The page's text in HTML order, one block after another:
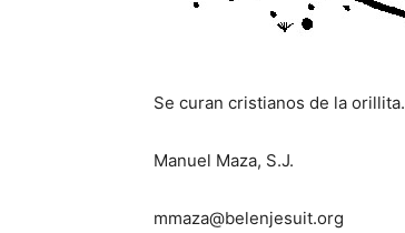
Se curan cristianos de la orillita.
Manuel Maza, S.J.
mmaza@belenjesuit.org